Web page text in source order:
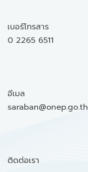
เบอร์โทรสาร
0 2265 6511
อีเมล
saraban@onep.go.th
ติดต่อเรา